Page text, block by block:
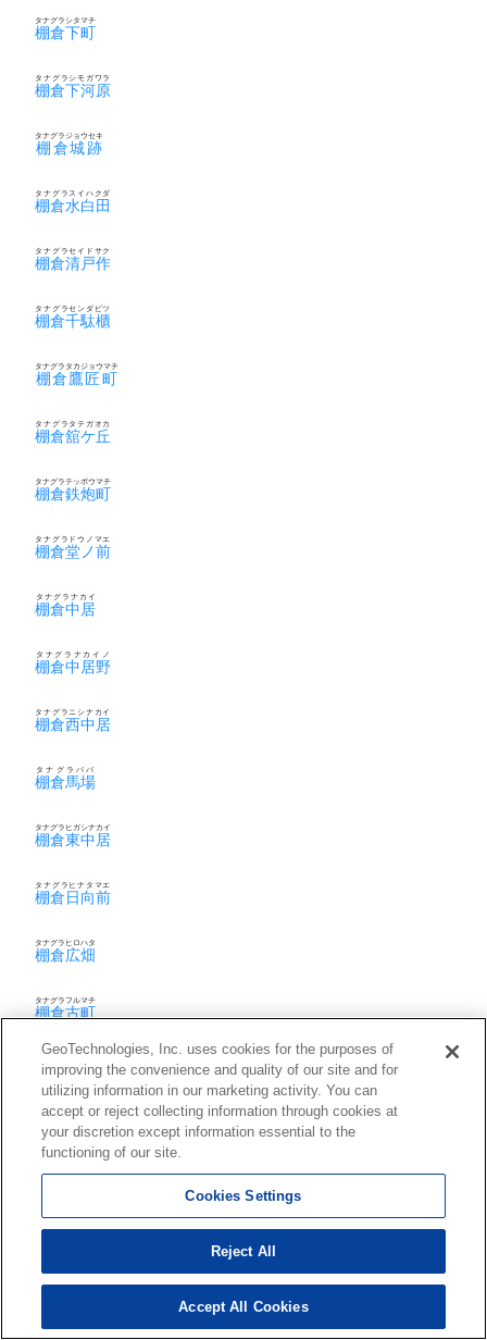
棚倉下町
タナグラシタマチ
棚倉下河原
タナグラシモガワラ
棚倉城跡
タナグラジョウセキ
棚倉水白田
タナグラスイハクダ
棚倉清戸作
タナグラセイドサク
棚倉千駄櫃
タナグラセンダビツ
棚倉鷹匠町
タナグラタカジョウマチ
棚倉舘ケ丘
タナグラタテガオカ
棚倉鉄炮町
タナグラテッポウマチ
棚倉堂ノ前
タナグラドウノマエ
棚倉中居
タナグラナカイ
棚倉中居野
タナグラナカイノ
棚倉西中居
タナグラニシナカイ
棚倉馬場
タナグラババ
棚倉東中居
タナグラヒガシナカイ
棚倉日向前
タナグラヒナタマエ
棚倉広畑
タナグラヒロハタ
棚倉古町
タナグラフルマチ
棚倉風呂ケ沢
棚倉平成
タナグラヘイセイ
タナグラホリカワ
タナグラマチウラ
タナグラマルウチ
GeoTechnologies, Inc. uses cookies for the purposes of
improving the convenience and quality of our site and for
utilizing information in our marketing activity. You can
accept or reject collecting information through cookies at
your discretion except information essential to the
functioning of our site.
Cookies Settings
Reject All
Accept All Cookies